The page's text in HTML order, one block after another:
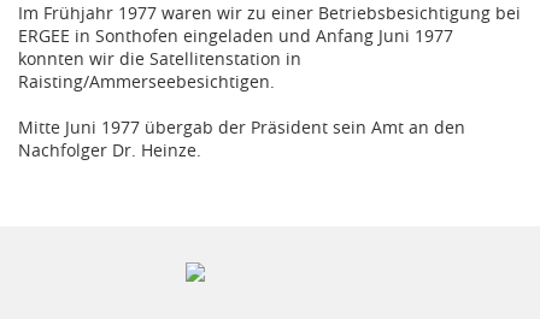
Im Frühjahr 1977 waren wir zu einer Betriebsbesichtigung bei
ERGEE in Sonthofen eingeladen und Anfang Juni 1977
konnten wir die Satellitenstation in
Raisting/Ammerseebesichtigen.
Mitte Juni 1977 übergab der Präsident sein Amt an den
Nachfolger Dr. Heinze.